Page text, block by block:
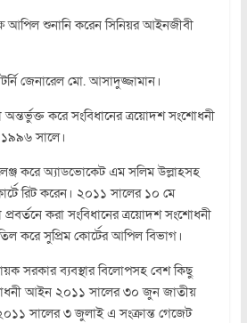
আপিল শুনানি করেন সিনিয়র আইনজীবী
জেনারেল মো. আসাদুজ্জামান।
অন্তর্ভুক্ত করে সংবিধানের ত্রয়োদশ সংশোধনী
সালে।
করে অ্যাডভোকেট এম সলিম উল্লাহসহ
রিট করেন। ২০১১ সালের ১০ মে
প্রবর্তনে করা সংবিধানের ত্রয়োদশ সংশোধনী
করে সুপ্রিম কোর্টের আপিল বিভাগ।
সরকার ব্যবস্থার বিলোপসহ বেশ কিছু
আইন ২০১১ সালের ৩০ জুন জাতীয়
সালের ৩ জুলাই এ সংক্রান্ত গেজেট